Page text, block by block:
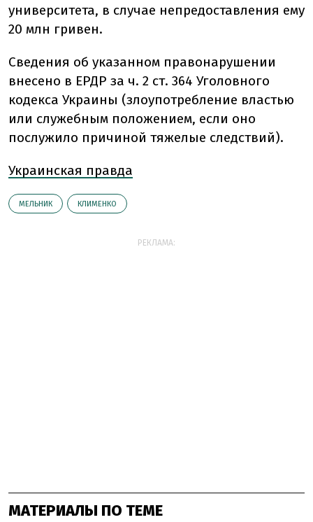
университета, в случае непредоставления ему
20 млн гривен.
Сведения об указанном правонарушении
внесено в ЕРДР за ч. 2 ст. 364 Уголовного
кодекса Украины (злоупотребление властью
или служебным положением, если оно
послужило причиной тяжелые следствий).
Украинская правда
МЕЛЬНИК КЛИМЕНКО
РЕКЛАМА:
МАТЕРИАЛЫ ПО ТЕМЕ